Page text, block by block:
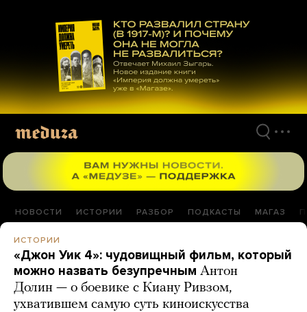
материалам
НОВОСТИ ИСТОРИИ РАЗБОР ПОДКАСТЫ МАГАЗ
ИСТОРИИ
«Джон Уик 4»: чудовищный фильм, который
можно назвать безупречным Антон
Долин — о боевике с Киану Ривзом,
ухватившем самую суть киноискусства